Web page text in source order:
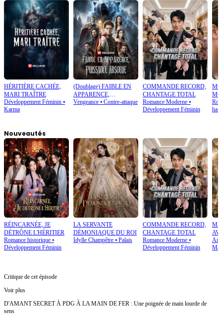
HÉRITIÈRE CACHÉE,
MARI TRAÎTRE
Développement Féminin ⦁
Karma
(Doublage) FAIBLE EN
APPARENCE,
PUISSANCE ABSOLUE
Vengeance⦁ Contre-attaque
COMMANDE RECORD,
CHANTAGE TOTAL
Romance Moderne⦁
Développement Féminin
Nouveautés
RÉINCARNÉE, JE
DÉTRÔNE L'HÉRITIER
Romance historique ⦁
Développement Féminin
LA SERVANTE
DÉMONIAQUE DU ROI
Idylle Champêtre⦁ Palais
COMMANDE RECORD,
CHANTAGE TOTAL
Romance Moderne⦁
Développement Féminin
Critique de cet épisode
Voir plus
D'AMANT SECRET À PDG À LA MAIN DE FER : Une poignée de main lourde de
sens